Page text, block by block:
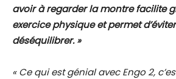
avoir à regarder la montre facilite
exercice physique et permet
déséquilibrer. »
« Ce qui est génial avec Engo 2,